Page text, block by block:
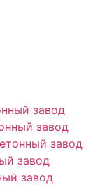
завод
завод
завод
завод
завод